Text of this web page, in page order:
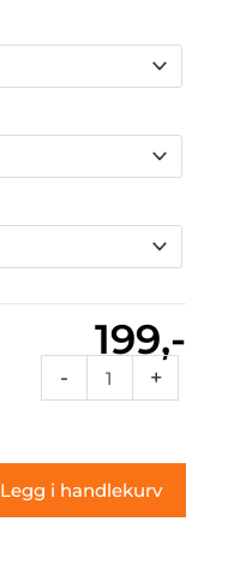
199,-
-
176
antall
+
Legg i handlekurv